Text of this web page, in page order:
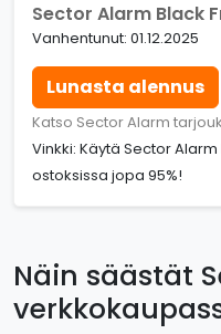
Sector Alarm Black
Vanhentunut: 01.12.2025
Lunasta alennus
Katso Sector Alarm
Vinkki: Käytä Sector
ostoksissa jopa 95%!
Näin säästät